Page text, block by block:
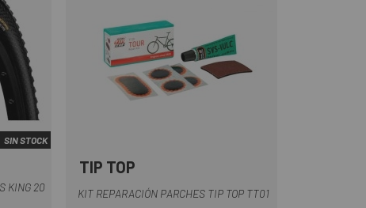
SIN STOCK
KING 20
TIP TOP
KIT REPARACIÓN PARCHES TIP TOP TT01